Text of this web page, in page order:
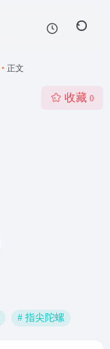
• 正文
收藏 0
# 指尖陀螺